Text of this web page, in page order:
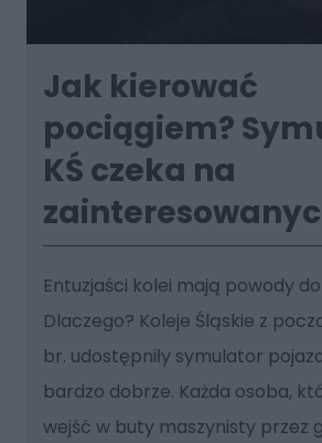
Jak kierować
pociągiem?
KŚ czeka na
Entuzjaści kolei mają powody
Dlaczego? Koleje Śląskie z
br. udostępniły symulator
bardzo dobrze. Każda osoba,
wejść w buty maszynisty przez